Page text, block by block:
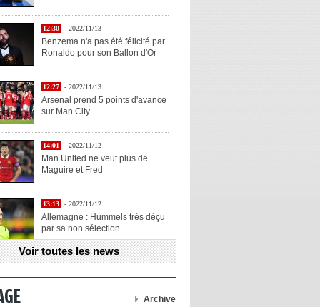
12:30 - 2022/11/13
Benzema n'a pas été félicité par
Ronaldo pour son Ballon d'Or
12:27 - 2022/11/13
Arsenal prend 5 points d'avance
sur Man City
14:01 - 2022/11/12
Man United ne veut plus de
Maguire et Fred
13:13 - 2022/11/12
Allemagne : Hummels très déçu
par sa non sélection
13:11 - 2022/11/12
Henry explique la chose qu'il
Voir toutes les news
Archive